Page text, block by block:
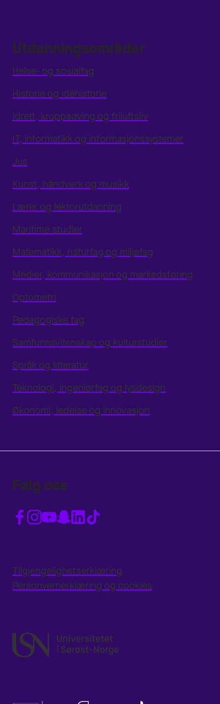
Utdanningsområder
Helse- og sosialfag
Historie og idéhistorie
Idrett, kroppsøving og friluftsliv
IT, informatikk og informasjonssystemer
Jus
Kunst, håndverk og musikk
Lærer og lektorutdanning
Maritime studier
Matematikk, naturfag og miljøfag
Medier, kommunikasjon og markedsføring
Optometri
Pedagogiske fag
Samfunnsvitenskap og kulturstudier
Språk og litteratur
Teknologi, ingeniørfag og lysdesign
Økonomi, ledelse og innovasjon
Følg oss
Tilgjengelighetserklæring
Personvernerklæring og cookies